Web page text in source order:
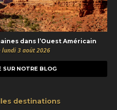
dans l’Ouest Américain
lundi 3 août 2026
SUR NOTRE BLOG
destinations